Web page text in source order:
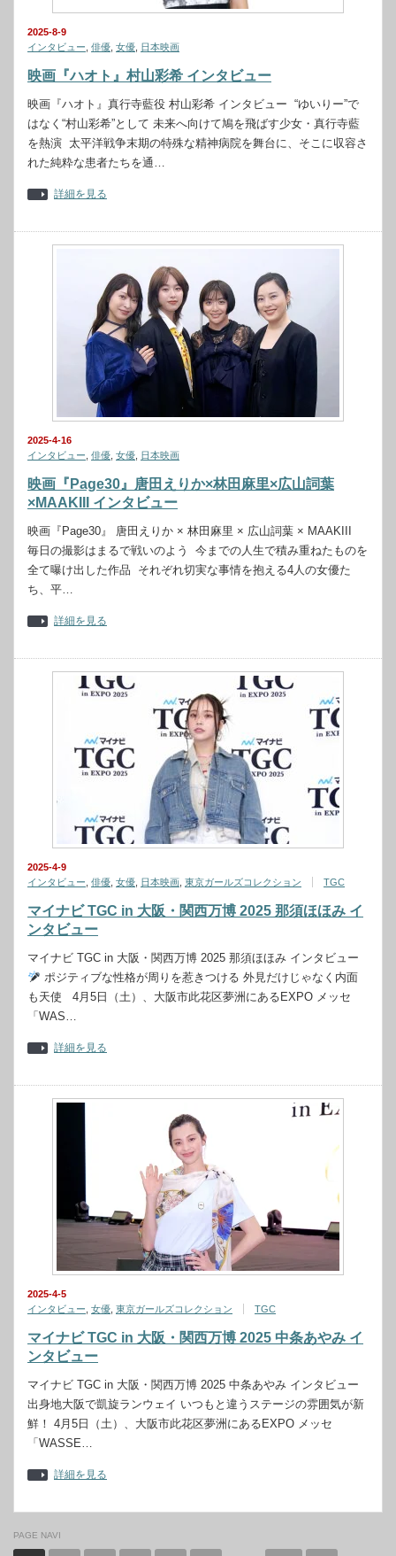
2025-8-9
インタビュー 俳優 女優 日本映画
映画『ハオト』村山彩希 インタビュー
映画『ハオト』真行寺藍役 村山彩希 インタビュー “ゆいりー”で
はなく“村山彩希”として 未来へ向けて鳩を飛ばす少女・真行寺藍
を熱演 太平洋戦争末期の特殊な精神病院を舞台に、そこに収容さ
れた純粋な患者たちを通…
詳細を見る
2025-4-16
インタビュー 俳優 女優 日本映画
映画『Page30』唐田えりか×林田麻里×広山詞葉
×MAAKIII インタビュー
映画『Page30』 唐田えりか × 林田麻里 × 広山詞葉 × MAAKIII
毎日の撮影はまるで戦いのよう 今までの人生で積み重ねたものを
全て曝け出した作品 それぞれ切実な事情を抱える4人の女優た
ち、平…
詳細を見る
2025-4-9
インタビュー 俳優 女優 日本映画 東京ガールズコレクション TGC
マイナビ TGC in 大阪・関⻄万博 2025 那須ほほみ イ
ンタビュー
マイナビ TGC in 大阪・関⻄万博 2025 那須ほほみ インタビュー
ポジティブな性格が周りを惹きつける 外見だけじゃなく内面
も天使 4月5日（土）、大阪市此花区夢洲にあるEXPO メッセ
「WAS…
詳細を見る
2025-4-5
インタビュー 女優 東京ガールズコレクション TGC
マイナビ TGC in 大阪・関⻄万博 2025 中条あやみ イ
ンタビュー
マイナビ TGC in 大阪・関⻄万博 2025 中条あやみ インタビュー
出身地大阪で凱旋ランウェイ いつもと違うステージの雰囲気が新
鮮！ 4月5日（土）、大阪市此花区夢洲にあるEXPO メッセ
「WASSE…
詳細を見る
PAGE NAVI